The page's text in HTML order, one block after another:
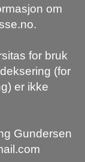
om
for bruk
(for
er ikke
Gundersen